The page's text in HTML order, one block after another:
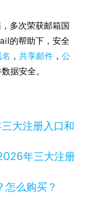
多次荣获邮箱国
的帮助下，安全
，共享邮件 ，公
据安全。
年三大注册